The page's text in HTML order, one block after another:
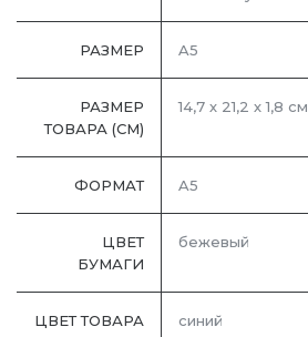
РАЗМЕР A5
РАЗМЕР
ТОВАРА (СМ)
14,7 х 21,2 х 1,8 см
ФОРМАТ A5
ЦВЕТ
БУМАГИ
бежевый
ЦВЕТ ТОВАРА синий